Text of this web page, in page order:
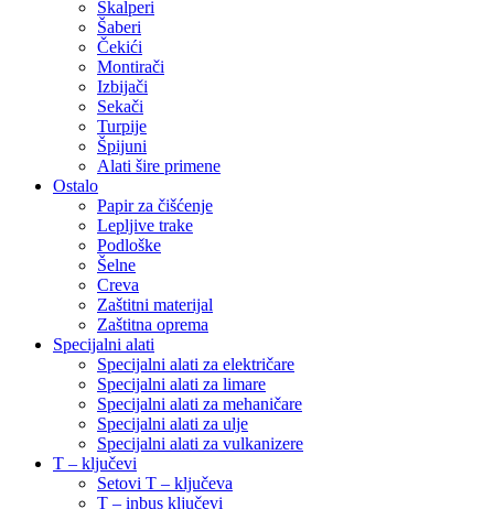
Skalperi
Šaberi
Čekići
Montirači
Izbijači
Sekači
Turpije
Špijuni
Alati šire primene
Ostalo
Papir za čišćenje
Lepljive trake
Podloške
Šelne
Creva
Zaštitni materijal
Zaštitna oprema
Specijalni alati
Specijalni alati za električare
Specijalni alati za limare
Specijalni alati za mehaničare
Specijalni alati za ulje
Specijalni alati za vulkanizere
T – ključevi
Setovi T – ključeva
T – inbus ključevi